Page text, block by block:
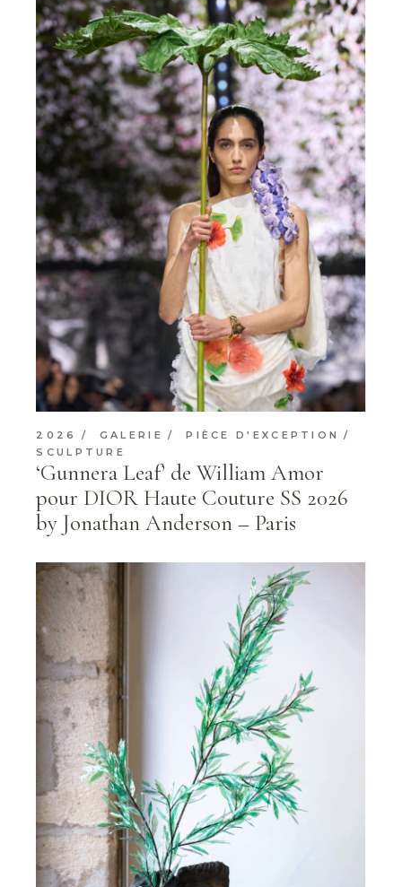
2026 GALERIE
PIÈCE D'EXCEPTION
SCULPTURE
‘Gunnera Leaf’ de William Amor
pour DIOR Haute Couture SS 2026
by Jonathan Anderson – Paris